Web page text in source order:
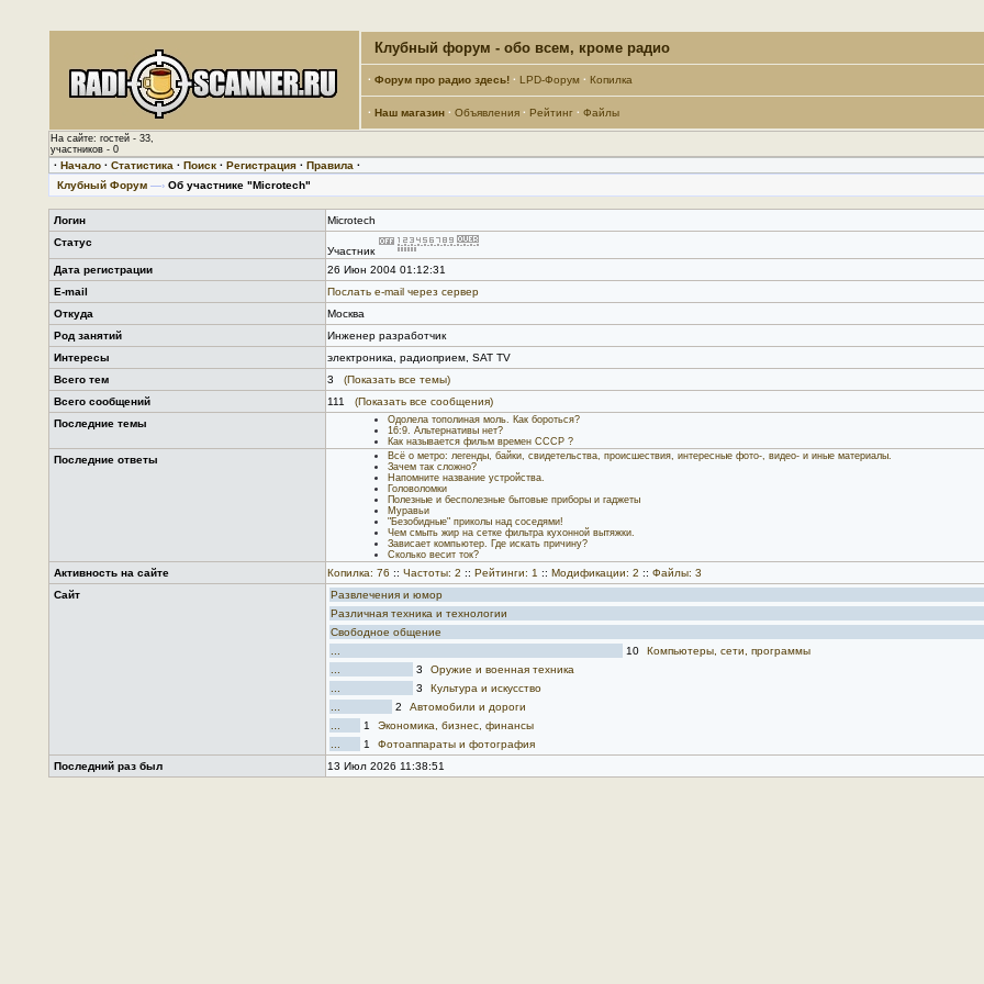
Клубный форум - обо всем, кроме радио
· Форум про радио здесь! · LPD-Форум · Копилка
· Наш магазин · Объявления · Рейтинг · Файлы
На сайте: гостей - 33,
участников - 0
· Начало· Статистика · Поиск· Регистрация· Правила ·
Клубный Форум —›Об участнике "Microtech"
Логин
Microtech
Статус
Участник
Дата регистрации
26 Июн 2004 01:12:31
E-mail
Послать е-mail через сервер
Откуда
Москва
Род занятий
Инженер разработчик
Интересы
электроника, радиоприем, SAT TV
Всего тем
3
(Показать все темы)
Всего сообщений
111
(Показать все сообщения)
Последние темы
Одолела тополиная моль. Как бороться?
16:9. Альтернативы нет?
Как называется фильм времен СССР ?
Последние ответы
Всё о метро: легенды, байки, свидетельства, происшествия, интересные фото-, видео- и иные материалы.
Зачем так сложно?
Напомните название устройства.
Головоломки
Полезные и бесполезные бытовые приборы и гаджеты
Муравьи
"Безобидные" приколы над соседями!
Чем смыть жир на сетке фильтра кухонной вытяжки.
Зависает компьютер. Где искать причину?
Сколько весит ток?
Активность на сайте Копилка: 76 :: Частоты: 2 :: Рейтинги: 1 :: Модификации: 2 :: Файлы: 3
Сайт
Развлечения и юмор
Различная техника и технологии
Свободное общение
10
Компьютеры, сети, программы
3
Оружие и военная техника
3
Культура и искусство
2
Автомобили и дороги
1
Экономика, бизнес, финансы
1
Фотоаппараты и фотография
Последний раз был
13 Июл 2026 11:38:51